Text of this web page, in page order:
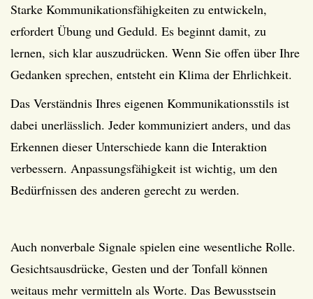
Starke Kommunikationsfähigkeiten zu entwickeln,
erfordert Übung und Geduld. Es beginnt damit, zu
lernen, sich klar auszudrücken. Wenn Sie offen über Ihre
Gedanken sprechen, entsteht ein Klima der Ehrlichkeit.
Das Verständnis Ihres eigenen Kommunikationsstils ist
dabei unerlässlich. Jeder kommuniziert anders, und das
Erkennen dieser Unterschiede kann die Interaktion
verbessern. Anpassungsfähigkeit ist wichtig, um den
Bedürfnissen des anderen gerecht zu werden.
Auch nonverbale Signale spielen eine wesentliche Rolle.
Gesichtsausdrücke, Gesten und der Tonfall können
weitaus mehr vermitteln als Worte. Das Bewusstsein